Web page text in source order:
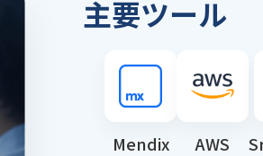
主要ツール
Mendix AWS